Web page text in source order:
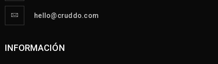
hello@cruddo.com
INFORMACIÓN